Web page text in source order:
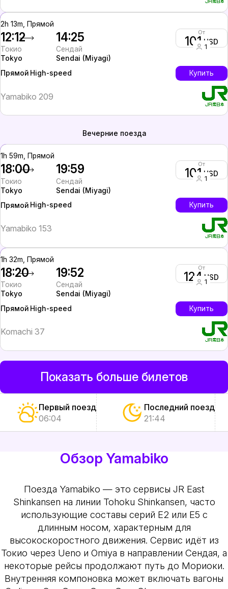
2h 13m, Прямой
12:12
Токио
Tokyo
14:25
Сендай
Sendai (Miyagi)
От
101 USD
1
Прямой High-speed Купить
Yamabiko 209
Вечерние поезда
1h 59m, Прямой
18:00
Токио
Tokyo
19:59
Сендай
Sendai (Miyagi)
От
101 USD
1
Прямой High-speed Купить
Yamabiko 153
1h 32m, Прямой
18:20
Токио
Tokyo
19:52
Сендай
Sendai (Miyagi)
От
124 USD
1
Прямой High-speed Купить
Komachi 37
Показать больше билетов
Первый поезд
06:04
Последний поезд
21:44
Обзор Yamabiko
Поезда Yamabiko — это сервисы JR East
Shinkansen на линии Tohoku Shinkansen, часто
использующие составы серий E2 или E5 с
длинным носом, характерным для
высокоскоростного движения. Сервис идёт из
Токио через Ueno и Omiya в направлении Сендая, а
некоторые рейсы продолжают путь до Мориоки.
Внутренняя компоновка может включать вагоны